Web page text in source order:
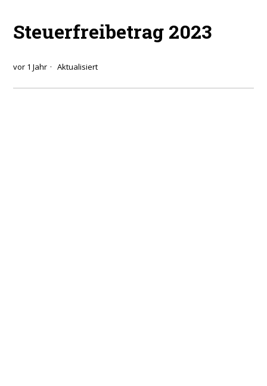
Steuerfreibetrag 2023
vor 1 Jahr Aktualisiert